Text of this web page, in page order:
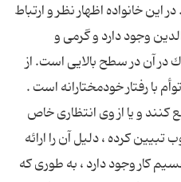
خانواده اظهار نظر و ارتباط
وجود دارد و گرمی و
آن در سطح بالایی است. از
با رفتار خودمختارانه است .
كنند و یا از وی انتظاری خاص
كرده ، دلیل آن را ارائه
كار وجود دارد ، به طوری كه